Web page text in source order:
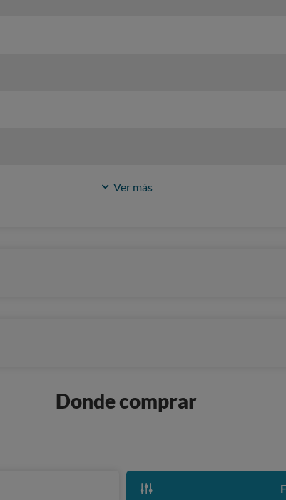
Ver más
Donde comprar